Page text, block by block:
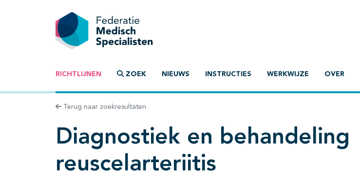
RICHTLIJNEN ZOEK NIEUWS INSTRUCTIES WERKWIJZE OVER
Terug naar zoekresultaten
Diagnostiek en behandeling
reuscelarteriitis